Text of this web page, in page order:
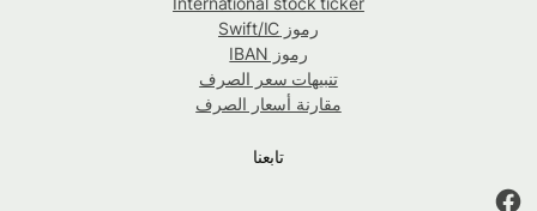
رموز Swift/IC
رموز IBAN
تنبيهات سعر الصرف
مقارنة أسعار الصرف
تابعنا